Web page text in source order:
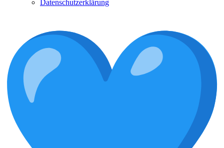
Datenschutzerklärung